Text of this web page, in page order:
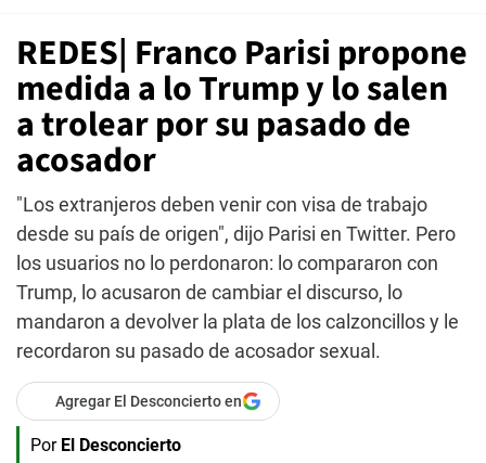
REDES| Franco Parisi propone
medida a lo Trump y lo salen
a trolear por su pasado de
acosador
"Los extranjeros deben venir con visa de trabajo
desde su país de origen", dijo Parisi en Twitter. Pero
los usuarios no lo perdonaron: lo compararon con
Trump, lo acusaron de cambiar el discurso, lo
mandaron a devolver la plata de los calzoncillos y le
recordaron su pasado de acosador sexual.
Agregar El Desconcierto en
Por El Desconcierto